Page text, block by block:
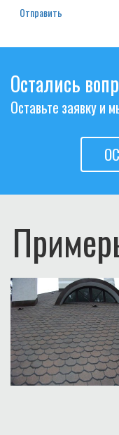
Отправить
Остались
Оставьте заявку и